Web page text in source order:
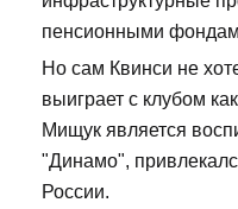
пенсионными
Но сам Квинси не
выиграет с клубом
Мищук является
"Динамо",
России.